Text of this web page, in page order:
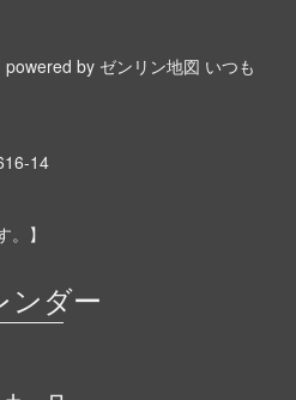
powered by ゼンリン地図 いつも
14
。】
ンダー